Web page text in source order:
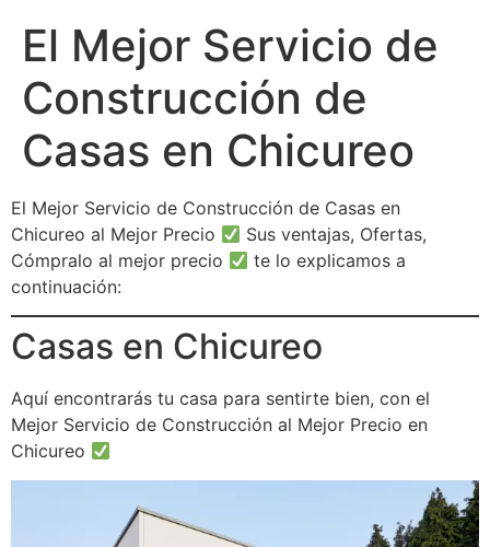
El Mejor Servicio de
Construcción de
Casas en Chicureo
El Mejor Servicio de Construcción de Casas en
Chicureo al Mejor Precio
Sus ventajas, Ofertas,
Cómpralo al mejor precio
te lo explicamos a
continuación:
Casas en Chicureo
Aquí encontrarás tu casa para sentirte bien, con el
Mejor Servicio de Construcción al Mejor Precio en
Chicureo